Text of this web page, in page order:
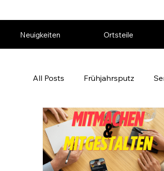
Neuigkeiten Ortsteile
All Posts Frühjahrsputz
Information Infrastruktur
Gemeinschaft